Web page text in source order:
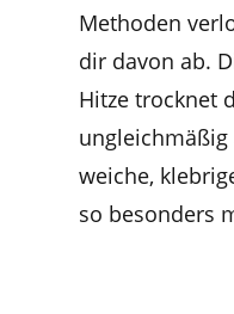
Methoden
dir davon ab.
Hitze trocknet
weiche,
so besonders